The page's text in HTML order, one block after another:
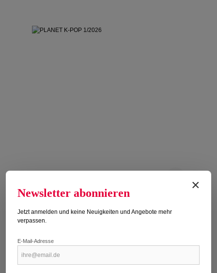
PLANET K-POP 1/2026
Erscheinungsdatum: 28.07.2026
Titel kaufen
×
Newsletter abonnieren
Jetzt anmelden und keine Neuigkeiten und Angebote mehr
verpassen.
E-Mail-Adresse